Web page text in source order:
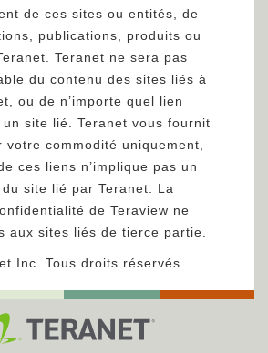
de ces sites ou entités, de
publications, produits ou
Teranet ne sera pas
du contenu des sites liés à
ou de n’importe quel lien
site lié. Teranet vous fournit
votre commodité uniquement,
ces liens n’implique pas un
site lié par Teranet. La
de Teraview ne
aux sites liés de tierce partie.
Inc. Tous droits réservés.